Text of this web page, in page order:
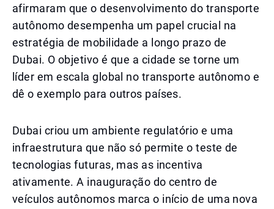
afirmaram que o desenvolvimento do transporte
autônomo desempenha um papel crucial na
estratégia de mobilidade a longo prazo de
Dubai. O objetivo é que a cidade se torne um
líder em escala global no transporte autônomo e
dê o exemplo para outros países.
Dubai criou um ambiente regulatório e uma
infraestrutura que não só permite o teste de
tecnologias futuras, mas as incentiva
ativamente. A inauguração do centro de
veículos autônomos marca o início de uma nova